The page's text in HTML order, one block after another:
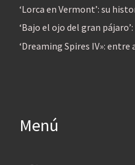
‘Lorca en Vermont’: su
‘Bajo el ojo del gran
‘Dreaming Spires IV»:
Menú